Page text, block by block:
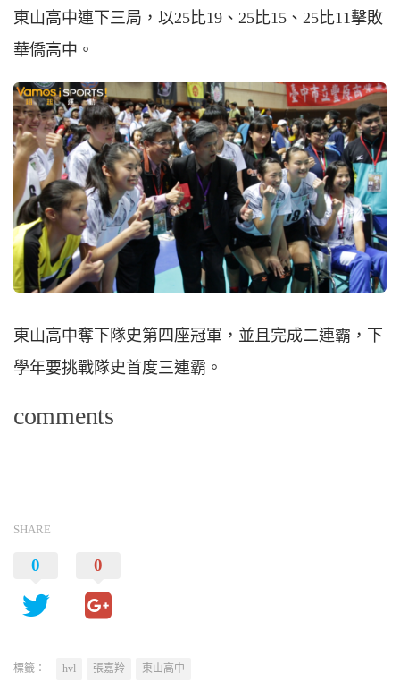
東山高中連下三局，以25比19、25比15、25比11擊敗
華僑高中。
東山高中奪下隊史第四座冠軍，並且完成二連霸，下
學年要挑戰隊史首度三連霸。
comments
SHARE
0 0
標籤： hvl 張嘉羚 東山高中